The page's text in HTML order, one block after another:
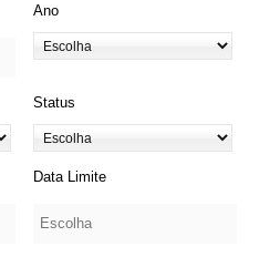
Ano
Status
Data Limite